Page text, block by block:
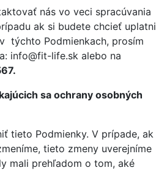
nás vo veci spracúvania
ak si budete chcieť
týchto Podmienkach, prosím
info@fit-life.sk alebo na
sa ochrany osobných
tieto Podmienky. V prípade, ak
tieto zmeny uverejníme
mali prehľadom o tom, aké